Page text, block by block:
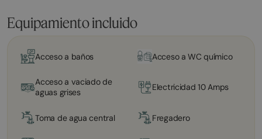
Equipamiento incluido
Acceso a baños Acceso a WC químico
Acceso a vaciado de
aguas grises
Electricidad 10 Amps
Toma de agua central Fregadero